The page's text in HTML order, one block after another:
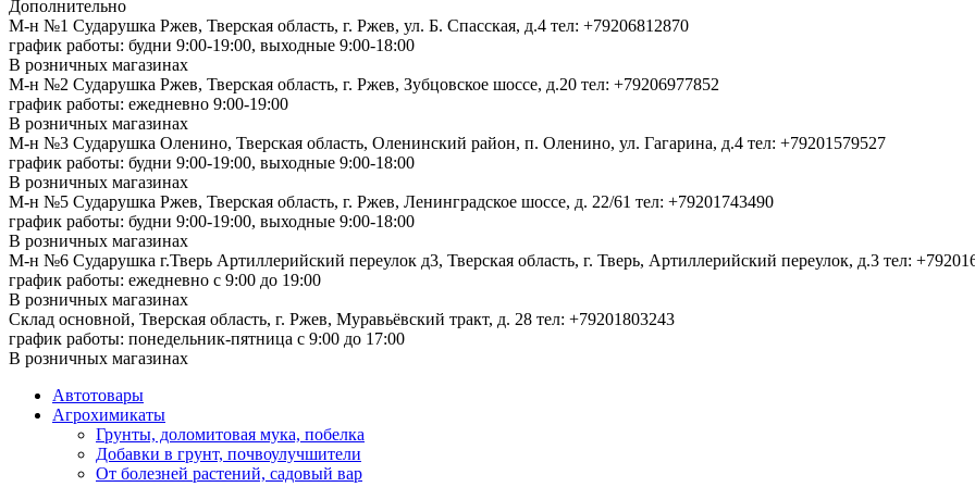
Дополнительно
М-н №1 Сударушка Ржев, Тверская область, г. Ржев, ул. Б. Спасская, д.4 тел: +79206812870
график работы: будни 9:00-19:00, выходные 9:00-18:00
В розничных магазинах
М-н №2 Cударушка Ржев, Тверская область, г. Ржев, Зубцовское шоссе, д.20 тел: +79206977852
график работы: ежедневно 9:00-19:00
В розничных магазинах
М-н №3 Сударушка Оленино, Тверская область, Оленинский район, п. Оленино, ул. Гагарина, д.4 тел: +79201579527
график работы: будни 9:00-19:00, выходные 9:00-18:00
В розничных магазинах
М-н №5 Сударушка Ржев, Тверская область, г. Ржев, Ленинградское шоссе, д. 22/61 тел: +79201743490
график работы: будни 9:00-19:00, выходные 9:00-18:00
В розничных магазинах
М-н №6 Сударушка г.Тверь Артиллерийский переулок д3, Тверская область, г. Тверь, Артиллерийский переулок, д.3 тел:
график работы: ежедневно с 9:00 до 19:00
В розничных магазинах
Склад основной, Тверская область, г. Ржев, Муравьёвский тракт, д. 28 тел: +79201803243
график работы: понедельник-пятница с 9:00 до 17:00
В розничных магазинах
Автотовары
Агрохимикаты
Грунты, доломитовая мука, побелка
Добавки в грунт, почвоулучшители
От болезней растений, садовый вар